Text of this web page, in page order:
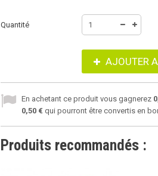
Quantité
AJOUTER
En achetant ce produit vous gagnerez
0,50 € qui pourront être convertis en
Produits recommandés :